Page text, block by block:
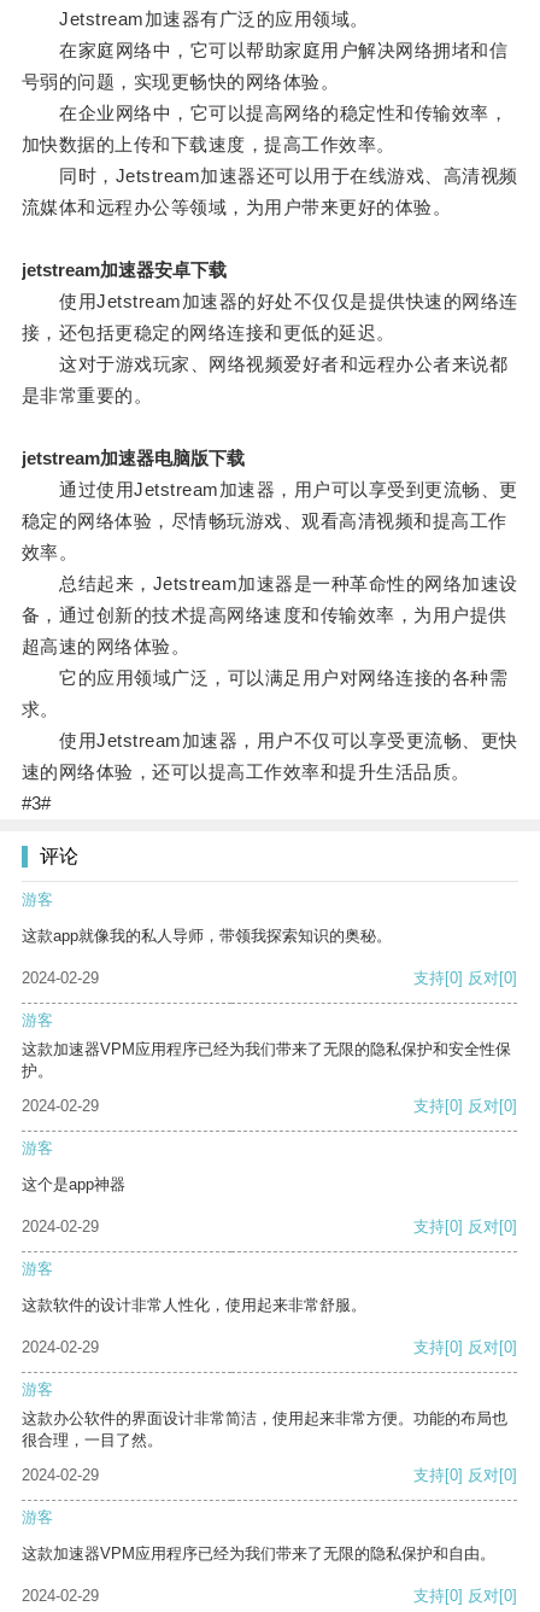
Jetstream加速器有广泛的应用领域。
在家庭网络中，它可以帮助家庭用户解决网络拥堵和信
号弱的问题，实现更畅快的网络体验。
在企业网络中，它可以提高网络的稳定性和传输效率，
加快数据的上传和下载速度，提高工作效率。
同时，Jetstream加速器还可以用于在线游戏、高清视频
流媒体和远程办公等领域，为用户带来更好的体验。
jetstream加速器安卓下载
使用Jetstream加速器的好处不仅仅是提供快速的网络连
接，还包括更稳定的网络连接和更低的延迟。
这对于游戏玩家、网络视频爱好者和远程办公者来说都
是非常重要的。
jetstream加速器电脑版下载
通过使用Jetstream加速器，用户可以享受到更流畅、更
稳定的网络体验，尽情畅玩游戏、观看高清视频和提高工作
效率。
总结起来，Jetstream加速器是一种革命性的网络加速设
备，通过创新的技术提高网络速度和传输效率，为用户提供
超高速的网络体验。
它的应用领域广泛，可以满足用户对网络连接的各种需
求。
使用Jetstream加速器，用户不仅可以享受更流畅、更快
速的网络体验，还可以提高工作效率和提升生活品质。
#3#
评论
游客
这款app就像我的私人导师，带领我探索知识的奥秘。
2024-02-29 支持[0] 反对[0]
游客
这款加速器VPM应用程序已经为我们带来了无限的隐私保护和安全性保
护。
2024-02-29
支持[0] 反对[0]
游客
这个是app神器
2024-02-29 支持[0] 反对[0]
游客
这款软件的设计非常人性化，使用起来非常舒服。
2024-02-29 支持[0] 反对[0]
游客
这款办公软件的界面设计非常简洁，使用起来非常方便。功能的布局也
很合理，一目了然。
2024-02-29
支持[0] 反对[0]
游客
这款加速器VPM应用程序已经为我们带来了无限的隐私保护和自由。
2024-02-29 支持[0] 反对[0]